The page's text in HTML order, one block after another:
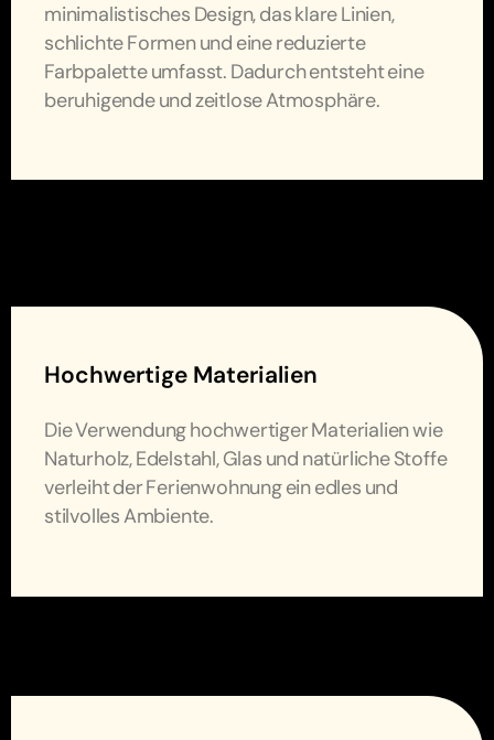
minimalistisches Design, das klare Linien,
schlichte Formen und eine reduzierte
Farbpalette umfasst. Dadurch entsteht eine
beruhigende und zeitlose Atmosphäre.
Hochwertige Materialien
Die Verwendung hochwertiger Materialien wie
Naturholz, Edelstahl, Glas und natürliche Stoffe
verleiht der Ferienwohnung ein edles und
stilvolles Ambiente.